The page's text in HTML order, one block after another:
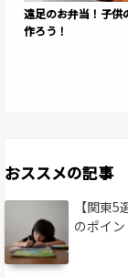
遠足のお弁当！子供
作ろう！
おススメの記事
【関東
のポイン